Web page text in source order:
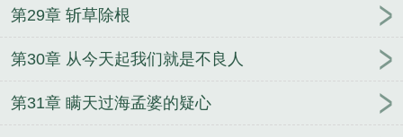
第29章 斩草除根
第30章 从今天起我们就是不良人
第31章 瞒天过海孟婆的疑心